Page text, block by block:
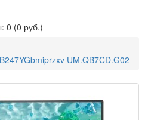
0 (0 руб.)
UM.QB7CD.G02